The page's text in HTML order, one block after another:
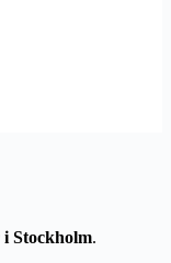
i Stockholm.